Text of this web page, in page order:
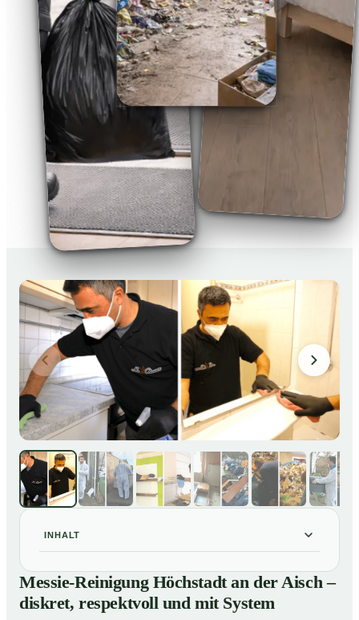
INHALT
Messie-Reinigung Höchstadt an der Aisch – diskret,
respektvoll und mit System
Warum professionelle Hilfe bei einer Messie-Wohnung
Messie-Reinigung Höchstadt an der Aisch –
diskret, respektvoll und mit System